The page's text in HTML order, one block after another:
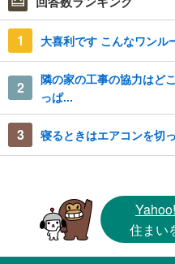
1 大喜利です こんなワンル
2
隣の家の工事の協力はど
っぱ...
3 寝るときはエアコンを切
住まい